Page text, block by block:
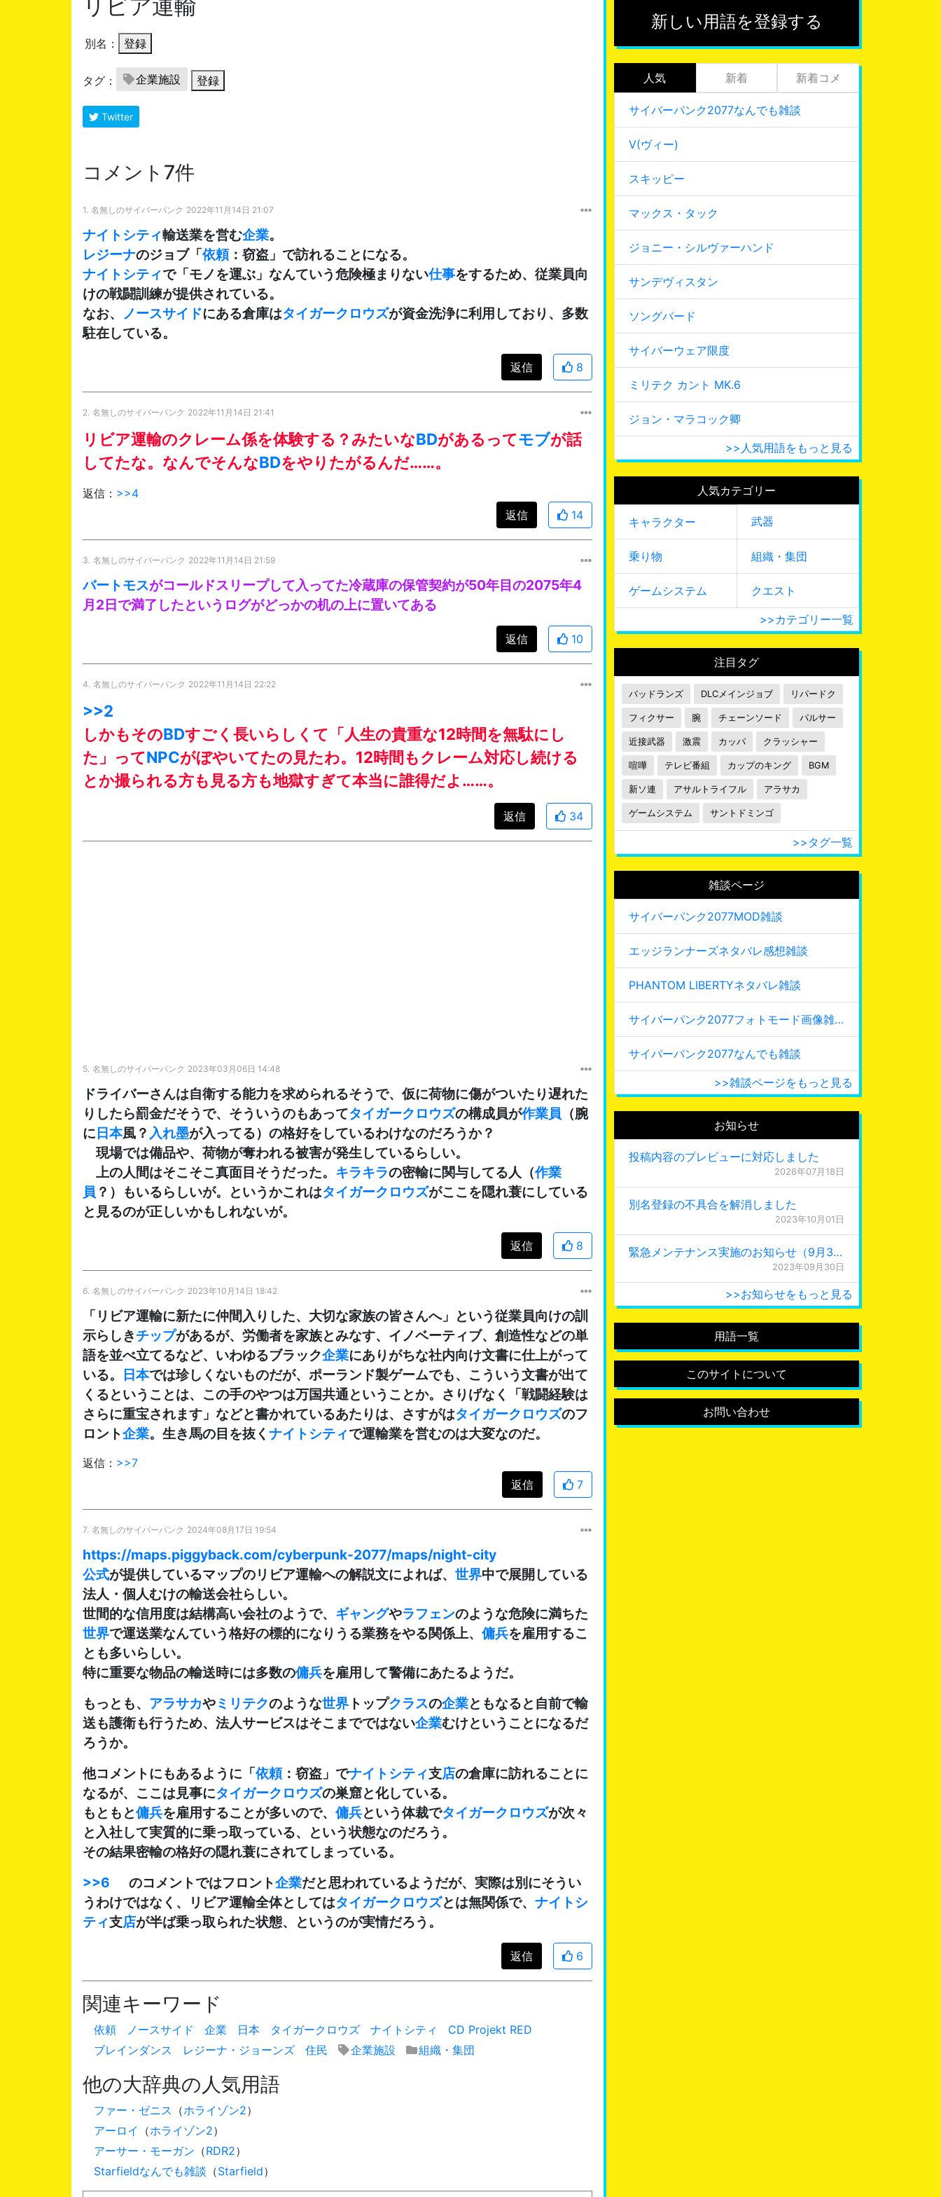
リビア運輸
別名： 登録
タグ： 企業施設 登録
Twitter
コメント7件
1. 名無しのサイバーパンク 2022年11月14日 21:07
ナイトシティ輸送業を営む企業。
レジーナのジョブ「依頼：窃盗」で訪れることになる。
ナイトシティで「モノを運ぶ」なんていう危険極まりない仕事をするため、従業員向
けの戦闘訓練が提供されている。
なお、 ノースサイドにある倉庫はタイガークロウズが資金洗浄に利用しており、多数
駐在している。
返信 8
2. 名無しのサイバーパンク 2022年11月14日 21:41
リビア運輸のクレーム係を体験する？みたいなBDがあるってモブが話
してたな。なんでそんなBDをやりたがるんだ……。
返信： >>4
返信
14
3. 名無しのサイバーパンク 2022年11月14日 21:59
バートモスがコールドスリープして入ってた冷蔵庫の保管契約が50年目の2075年4
月2日で満了したというログがどっかの机の上に置いてある
返信 10
4. 名無しのサイバーパンク 2022年11月14日 22:22
>>2
しかもそのBDすごく長いらしくて「人生の貴重な12時間を無駄にし
た」ってNPCがぼやいてたの見たわ。12時間もクレーム対応し続ける
とか撮られる方も見る方も地獄すぎて本当に誰得だよ……。
返信 34
5. 名無しのサイバーパンク 2023年03月06日 14:48
ドライバーさんは自衛する能力を求められるそうで、仮に荷物に傷がついたり遅れた
りしたら罰金だそうで、そういうのもあってタイガークロウズの構成員が作業員 （腕
に日本風？ 入れ墨が入ってる）の格好をしているわけなのだろうか？
現場では備品や、荷物が奪われる被害が発生しているらしい。
上の人間はそこそこ真面目そうだった。 キラキラの密輸に関与してる人（作業
員 ？）もいるらしいが。というかこれはタイガークロウズがここを隠れ蓑にしている
と見るのが正しいかもしれないが。
返信 8
6. 名無しのサイバーパンク 2023年10月14日 18:42
「リビア運輸に新たに仲間入りした、大切な家族の皆さんへ」という従業員向けの訓
示らしきチップがあるが、労働者を家族とみなす、イノベーティブ、創造性などの単
語を並べ立てるなど、いわゆるブラック企業にありがちな社内向け文書に仕上がって
いる。
日本では珍しくないものだが、ポーランド製ゲームでも、こういう文書が出て
くるということは、この手のやつは万国共通ということか。さりげなく「戦闘経験は
さらに重宝されます」などと書かれているあたりは、さすがはタイガークロウズのフ
ロント企業。生き馬の目を抜く ナイトシティで運輸業を営むのは大変なのだ。
返信： >>7
返信
7
7. 名無しのサイバーパンク 2024年08月17日 19:54
https://maps.piggyback.com/cyberpunk-2077/maps/night-city
公式が提供しているマップのリビア運輸への解説文によれば、 世界中で展開している
法人・個人むけの輸送会社らしい。
世間的な信用度は結構高い会社のようで、 ギャングやラフェンのような危険に満ちた
世界で運送業なんていう格好の標的になりうる業務をやる関係上、 傭兵を雇用するこ
とも多いらしい。
特に重要な物品の輸送時には多数の傭兵を雇用して警備にあたるようだ。
もっとも、 アラサカやミリテクのような世界 トップクラスの企業ともなると自前で輸
送も護衛も行うため、法人サービスはそこまでではない企業むけということになるだ
ろうか。
他コメントにもあるように「依頼：窃盗」でナイトシティ支店の倉庫に訪れることに
なるが、ここは見事にタイガークロウズの巣窟と化している。
もともと傭兵を雇用することが多いので、 傭兵という体裁でタイガークロウズが次々
と入社して実質的に乗っ取っている、という状態なのだろう。
その結果密輸の格好の隠れ蓑にされてしまっている。
>>6
のコメントではフロント企業だと思われているようだが、実際は別にそうい
うわけではなく、リビア運輸全体としてはタイガークロウズとは無関係で、 ナイトシ
ティ支店が半ば乗っ取られた状態、というのが実情だろう。
返信 6
関連キーワード
依頼 ノースサイド 企業 日本 タイガークロウズ ナイトシティ
CD Projekt RED
ブレインダンス
レジーナ・ジョーンズ 住民 企業施設 組織・集団
他の大辞典の人気用語
ファー・ゼニス （ホライゾン2）
アーロイ
（ホライゾン2）
アーサー・モーガン （RDR2）
Starfieldなんでも雑談 （Starfield）
新しい用語を登録する
人気 新着 新着コメ
サイバーパンク2077なんでも雑談
V(ヴィー)
スキッピー
マックス・タック
ジョニー・シルヴァーハンド
サンデヴィスタン
ソングバード
サイバーウェア限度
ミリテク カント MK.6
ジョン・マラコック卿
>>人気用語をもっと見る
人気カテゴリー
キャラクター 武器
乗り物 組織・集団
ゲームシステム クエスト
>>カテゴリー一覧
注目タグ
バッドランズ DLCメインジョブ リパードク
フィクサー 腕 チェーンソード パルサー
近接武器 激震 カッパ クラッシャー
喧嘩 テレビ番組 カップのキング BGM
新ソ連 アサルトライフル アラサカ
ゲームシステム サントドミンゴ
>>タグ一覧
雑談ページ
サイバーパンク2077MOD雑談
エッジランナーズネタバレ感想雑談
PHANTOM LIBERTYネタバレ雑談
サイバーパンク2077フォトモード画像雑談
サイバーパンク2077なんでも雑談
>>雑談ページをもっと見る
お知らせ
投稿内容のプレビューに対応しました
2026年07月18日
別名登録の不具合を解消しました
2023年10月01日
緊急メンテナンス実施のお知らせ（9月30日 0:15更新）
2023年09月30日
>>お知らせをもっと見る
用語一覧
このサイトについて
お問い合わせ